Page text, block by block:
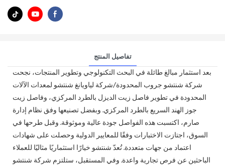
تفاصيل المنتج
بعد استثمار مبالغ طائلة في البحث التكنولوجي وتطوير المنتجات، نجحت
شركة شنتشو جروب المحدودة/شركة لياويانغ شنتشو لمعدات الآلات
المحدودة في تطوير فاصل زيت الديزل بالطرد المركزي، وفاصل زيت
جوز الهند السريع بالطرد المركزي. وبفضل تصنيعها وفق نظام إدارة
صارم، اكتسبت هذه الفواصل جودة عالية وموثوقة. وقبل طرحها في
السوق، اجتازت الاختبارات وفقًا للمعايير الدولية وحصلت على شهادات
اعتماد من جهات متعددة. تُعدّ شنتشو خيارًا استثماريًا مثاليًا للعملاء
الباحثين عن فرص تجارية واعدة. وفي المستقبل، ستلتزم شركة شنتشو